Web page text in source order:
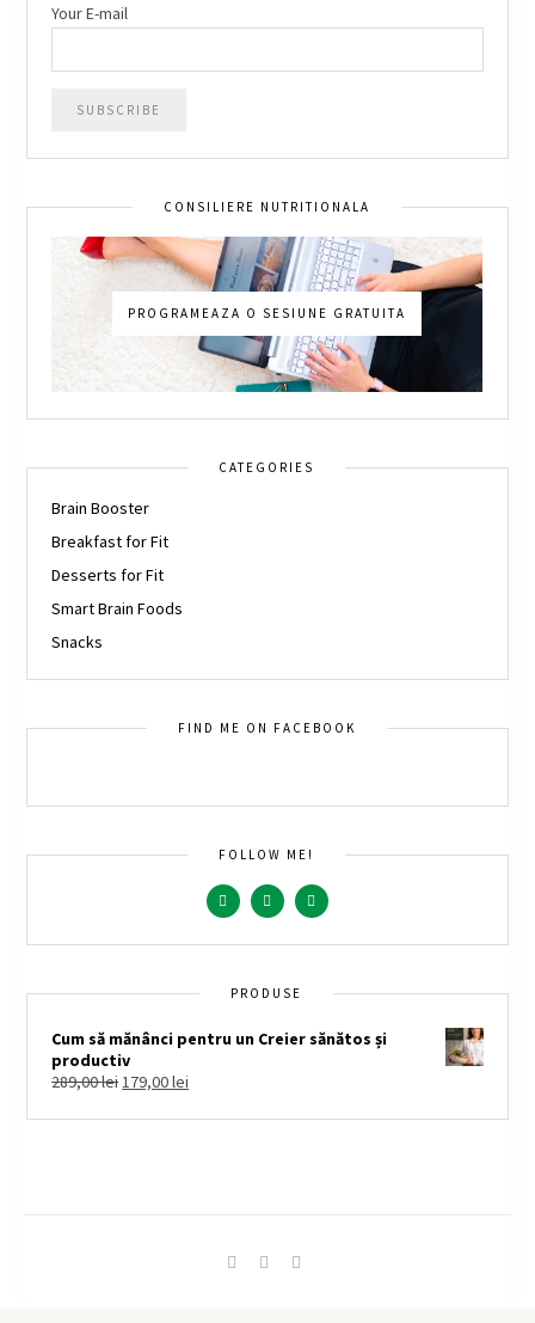
Your E-mail
CONSILIERE NUTRITIONALA
PROGRAMEAZA O SESIUNE GRATUITA
CATEGORIES
Brain Booster
Breakfast for Fit
Desserts for Fit
Smart Brain Foods
Snacks
FIND ME ON FACEBOOK
FOLLOW ME!
PRODUSE
Cum să mănânci pentru un Creier sănătos și
productiv
289,00lei179,00lei